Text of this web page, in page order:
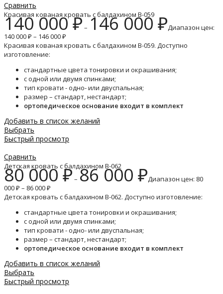
Сравнить
Красивая кованая кровать с балдахином B-059
140 000₽– 146 000₽Диапазон цен:
140 000 ₽ – 146 000 ₽
Красивая кованая кровать с балдахином B-059. Доступно
изготовление:
стандартные цвета тонировки и окрашивания;
с одной или двумя спинками;
тип кровати - одно- или двуспальная;
размер – стандарт, нестандарт;
ортопедическое основание входит в комплект
Добавить в список желаний
Выбрать
Быстрый просмотр
Сравнить
Детская кровать с балдахином B-062
80 000₽– 86 000 ₽Диапазон цен: 80
000 ₽ – 86 000 ₽
Детская кровать с балдахином B-062. Доступно изготовление:
стандартные цвета тонировки и окрашивания;
с одной или двумя спинками;
тип кровати - одно- или двуспальная;
размер – стандарт, нестандарт;
ортопедическое основание входит в комплект
Добавить в список желаний
Выбрать
Быстрый просмотр